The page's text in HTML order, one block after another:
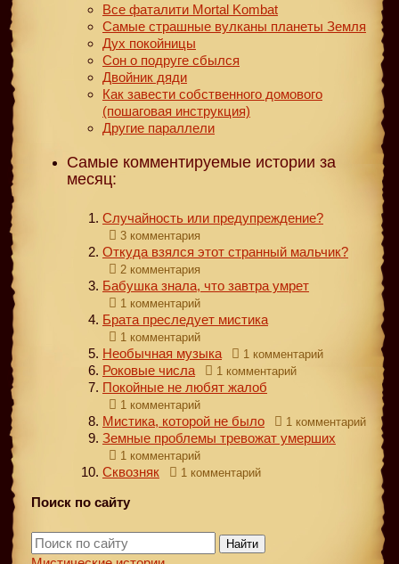
Все фаталити Mortal Kombat
Самые страшные вулканы планеты Земля
Дух покойницы
Сон о подруге сбылся
Двойник дяди
Как завести собственного домового
(пошаговая инструкция)
Другие параллели
Самые комментируемые истории за
месяц:
Случайность или предупреждение?
3 комментария
Откуда взялся этот странный мальчик?
2 комментария
Бабушка знала, что завтра умрет
1 комментарий
Брата преследует мистика
1 комментарий
Необычная музыка 1 комментарий
Роковые числа 1 комментарий
Покойные не любят жалоб
1 комментарий
Мистика, которой не было 1 комментарий
Земные проблемы тревожат умерших
1 комментарий
Сквозняк 1 комментарий
Поиск по сайту
Найти